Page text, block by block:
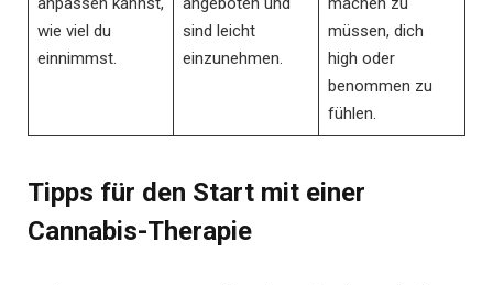
wie viel du
einnimmst.
sind leicht
einzunehmen.
müssen, dich
high oder
benommen zu
fühlen.
Tipps für den Start mit einer
Cannabis-Therapie